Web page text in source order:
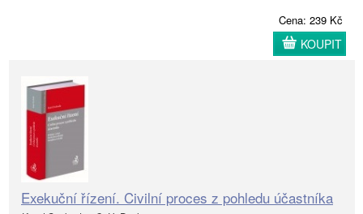
Cena: 239 Kč
KOUPIT
Exekuční řízení. Civilní proces z pohledu účastníka